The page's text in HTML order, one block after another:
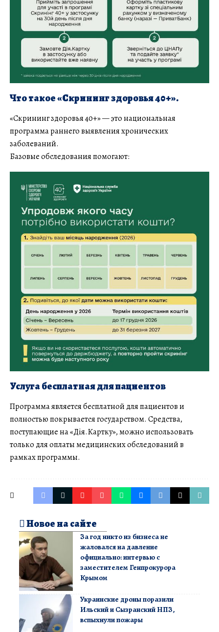
Что такое «Скрининг здоровья 40+».
«Скрининг здоровья 40+» — это национальная
программа раннего выявления хронических
заболеваний.
Базовые обследования помогают:
Услуга бесплатная для пациентов
Программа является бесплатной для пациентов и
полностью покрывается государством. Средства,
поступающие на «Дія.Картку», можно использовать
только для оплаты медицинских обследований в
рамках программы.
Новое на сайте
За год никто из бизнеса не
жаловался на давление
официально: интервью с
заместителем Генпрокурора
Крымом
Украинские дроны поразили
Ильский и Сызранский НПЗ,
вспыхнули пожары